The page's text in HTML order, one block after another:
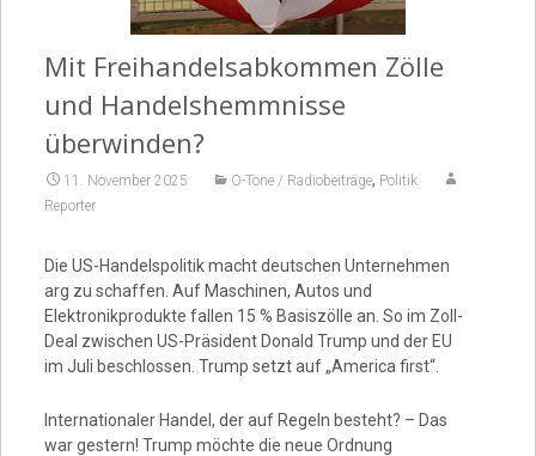
Mit Freihandelsabkommen Zölle
und Handelshemmnisse
überwinden?
11. November 2025 O-Töne / Radiobeiträge, Politik
Reporter
Die US-Handelspolitik macht deutschen Unternehmen
arg zu schaffen. Auf Maschinen, Autos und
Elektronikprodukte fallen 15 % Basiszölle an. So im Zoll-
Deal zwischen US-Präsident Donald Trump und der EU
im Juli beschlossen. Trump setzt auf „America first“.
Internationaler Handel, der auf Regeln besteht? – Das
war gestern! Trump möchte die neue Ordnung